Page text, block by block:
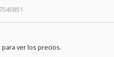
para ver los precios.